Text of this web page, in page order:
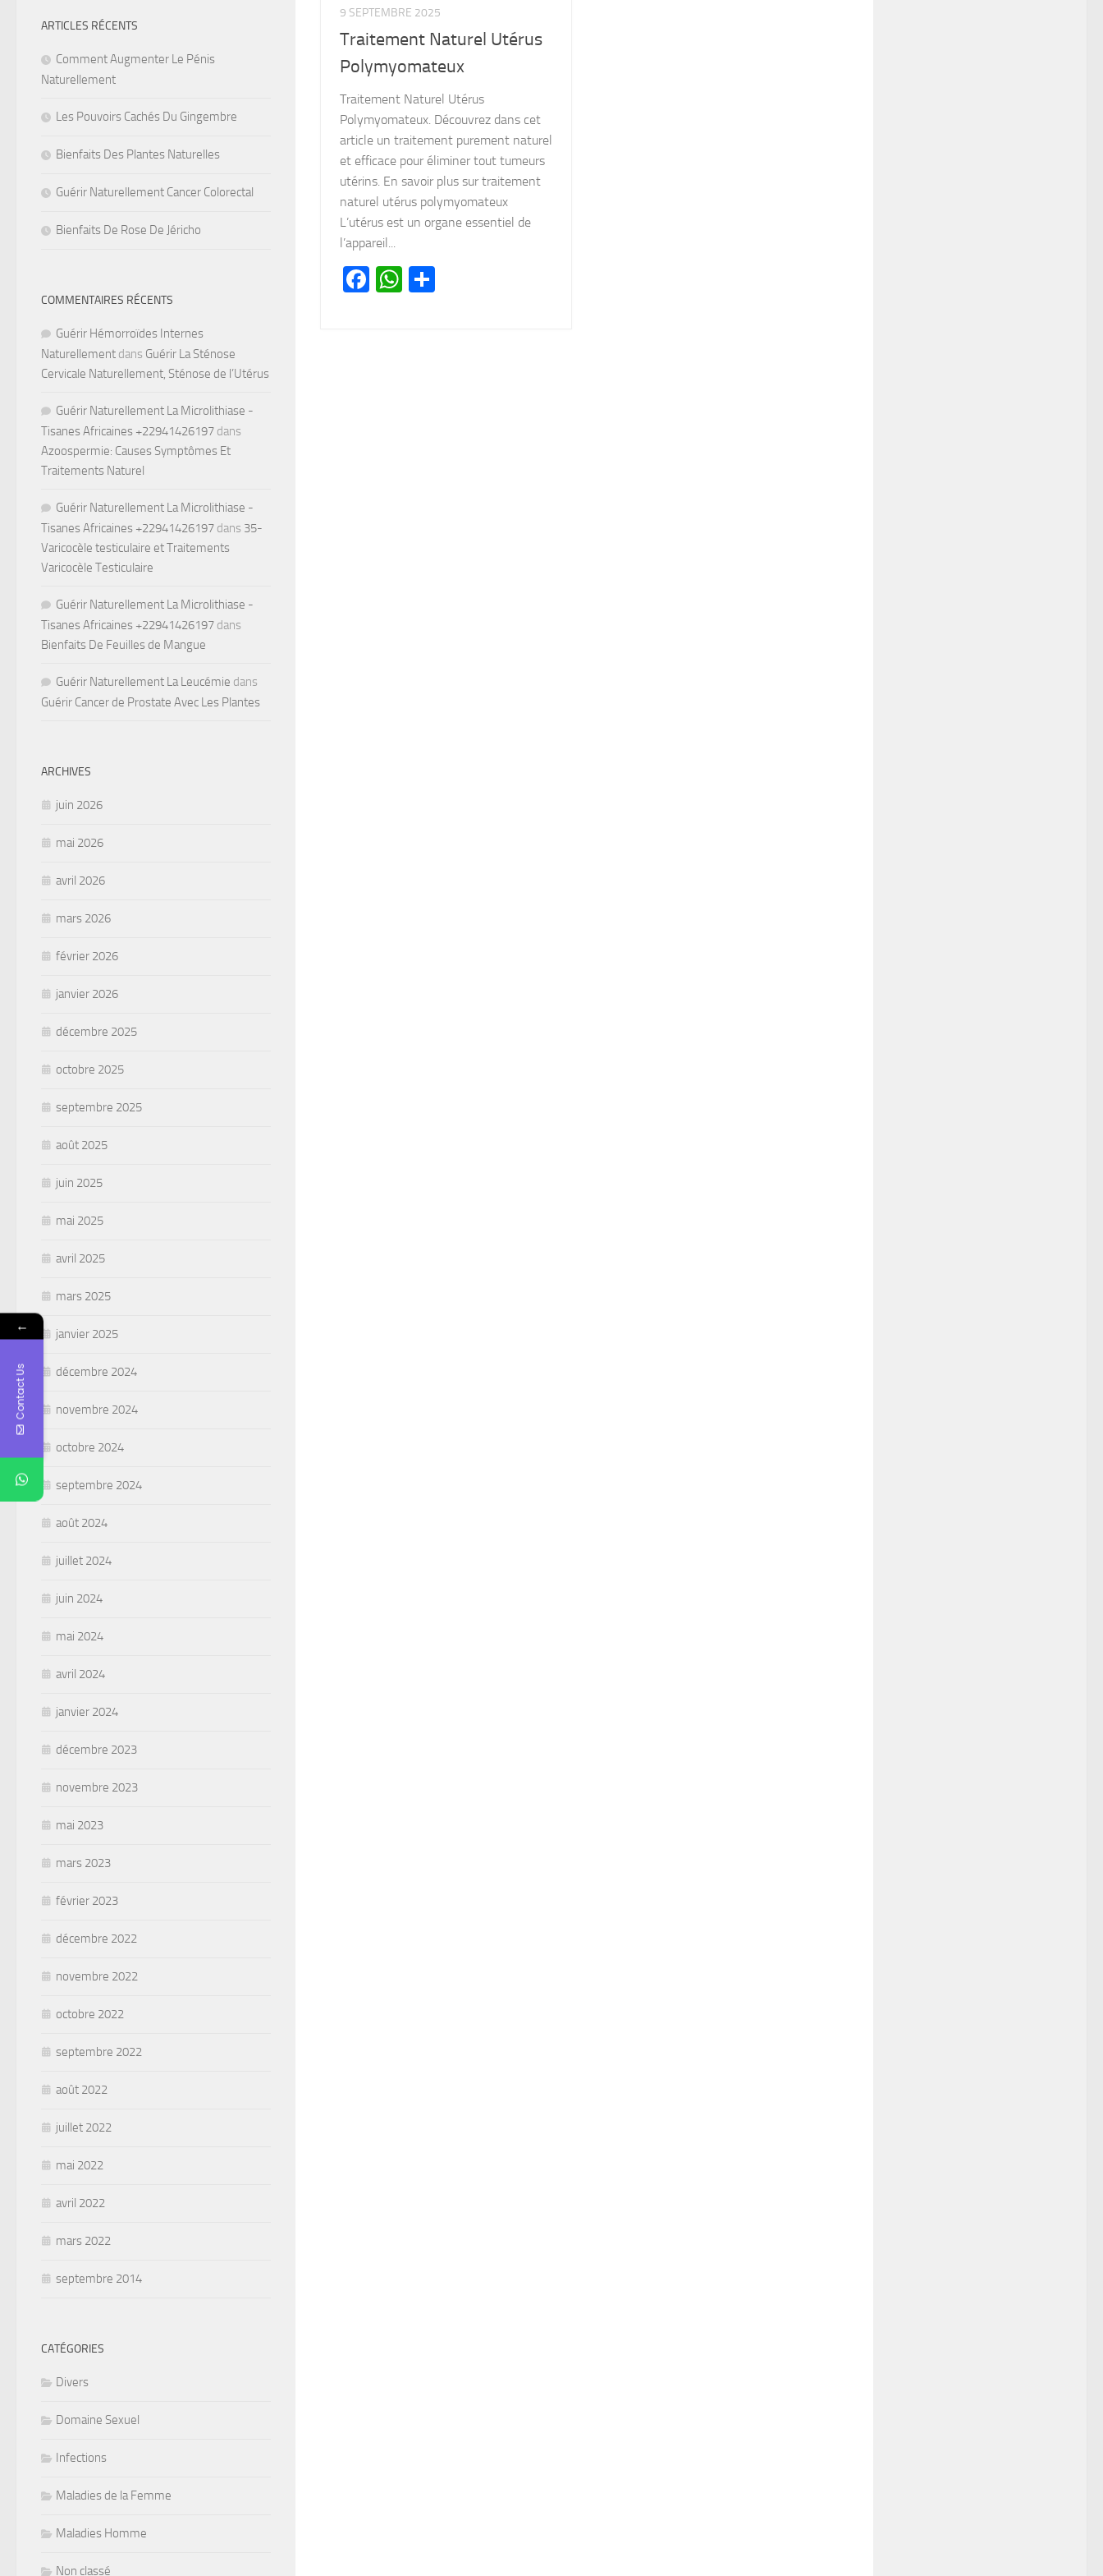
9 SEPTEMBRE 2025
Traitement Naturel Utérus
Polymyomateux
Traitement Naturel Utérus
Polymyomateux. Découvrez dans cet
article un traitement purement naturel
et efficace pour éliminer tout tumeurs
utérins. En savoir plus sur traitement
naturel utérus polymyomateux
L’utérus est un organe essentiel de
l’appareil...
Facebook
WhatsApp
ARTICLES RÉCENTS
Comment Augmenter Le Pénis
Naturellement
Les Pouvoirs Cachés Du Gingembre
Bienfaits Des Plantes Naturelles
Guérir Naturellement Cancer Colorectal
Bienfaits De Rose De Jéricho
COMMENTAIRES RÉCENTS
Guérir Hémorroïdes Internes
Naturellement dans Guérir La Sténose
Cervicale Naturellement, Sténose de l’Utérus
Guérir Naturellement La Microlithiase -
Tisanes Africaines +22941426197 dans
Azoospermie: Causes Symptômes Et
Traitements Naturel
Guérir Naturellement La Microlithiase -
Tisanes Africaines +22941426197 dans 35-
Varicocèle testiculaire et Traitements
Varicocèle Testiculaire
Guérir Naturellement La Microlithiase -
Tisanes Africaines +22941426197 dans
Bienfaits De Feuilles de Mangue
Guérir Naturellement La Leucémie dans
Guérir Cancer de Prostate Avec Les Plantes
ARCHIVES
juin 2026
mai 2026
avril 2026
mars 2026
février 2026
janvier 2026
décembre 2025
octobre 2025
septembre 2025
août 2025
juin 2025
mai 2025
avril 2025
mars 2025
janvier 2025
décembre 2024
novembre 2024
octobre 2024
septembre 2024
août 2024
juillet 2024
juin 2024
mai 2024
avril 2024
janvier 2024
décembre 2023
novembre 2023
mai 2023
mars 2023
février 2023
décembre 2022
novembre 2022
octobre 2022
septembre 2022
août 2022
juillet 2022
mai 2022
avril 2022
mars 2022
septembre 2014
CATÉGORIES
Divers
Domaine Sexuel
Infections
Maladies de la Femme
Maladies Homme
Non classé
←
Contact Us